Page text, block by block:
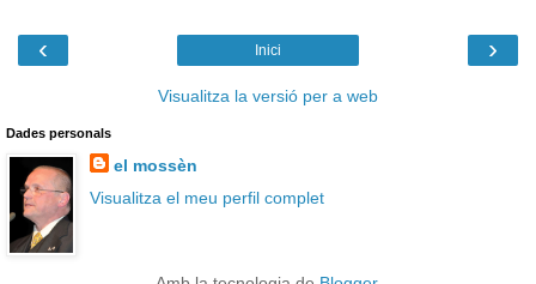
‹ ›
Inici
Visualitza la versió per a web
Dades personals
el mossèn
Visualitza el meu perfil complet